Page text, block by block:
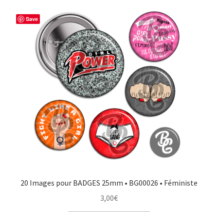
o
o
e
s
t
e
r
g
e
r
Save
20 Images pour BADGES 25mm • BG00026 • Féministe
3,00€